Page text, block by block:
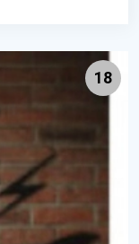
18